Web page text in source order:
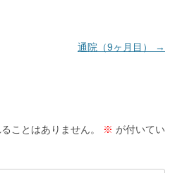
通院（9ヶ月目） →
ことはありません。 ※ が付いてい